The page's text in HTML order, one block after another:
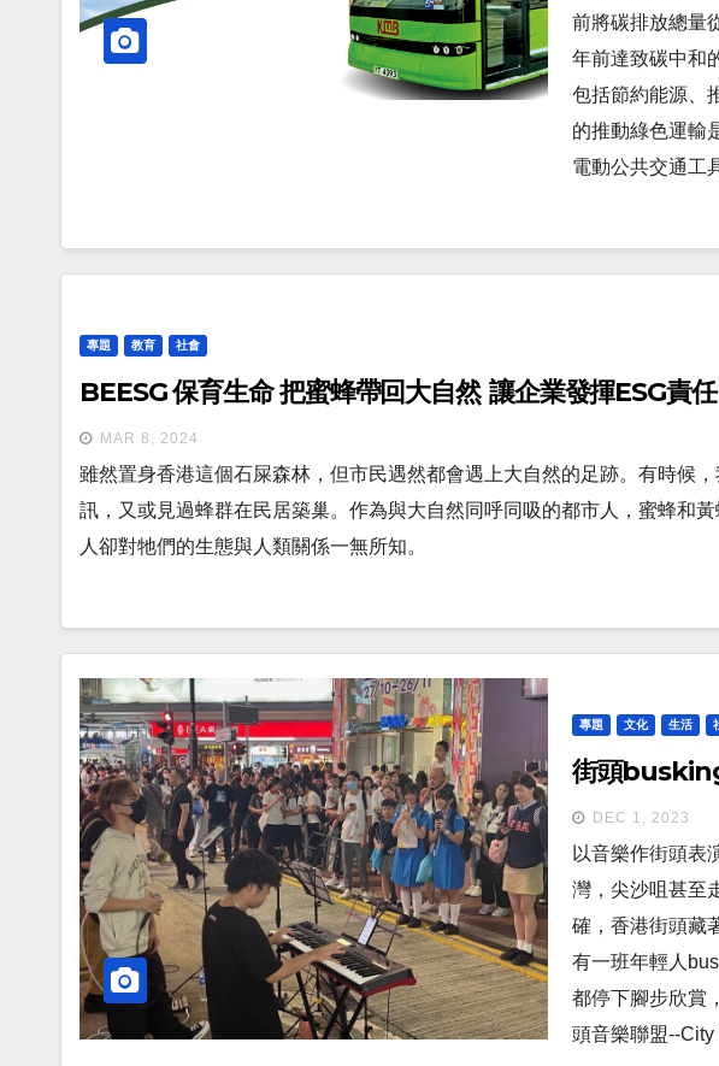
前將碳排放總量
年前達致碳中和
包括節約能源、
的推動綠色運輸
電動公共交通工
專題 教育 社會
BEESG 保育生命 把蜜蜂帶回大自然 讓企業發揮ESG責任
MAR 8, 2024
雖然置身香港這個石屎森林，但市民遇然都會遇上大自然的足跡。有時候
訊，又或見過蜂群在民居築巢。作為與大自然同呼同吸的都市人，蜜蜂和
人卻對牠們的生態與人類關係一無所知。
專題 文化 生活
街頭
DEC 1, 2023
以音樂作街頭表
灣，尖沙咀甚至
確，香港街頭藏
有一班年輕人
都停下腳步欣賞
頭音樂聯盟--City